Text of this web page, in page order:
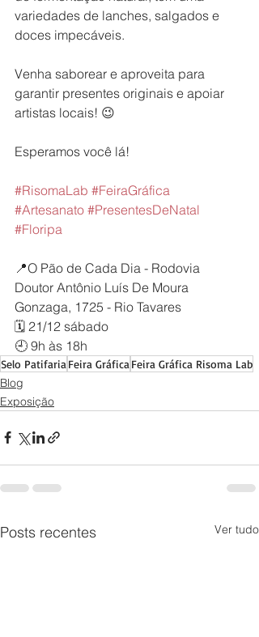
variedades de lanches, salgados e
doces impecáveis.
Venha saborear e aproveita para
garantir presentes originais e apoiar
artistas locais! 😉
Esperamos você lá!
#RisomaLab #FeiraGráfica
#Artesanato #PresentesDeNatal
#Floripa
📍O Pão de Cada Dia - Rodovia
Doutor Antônio Luís De Moura
Gonzaga, 1725 - Rio Tavares
🗓️ 21/12 sábado
🕘 9h às 18h
Selo Patifaria Feira Gráfica Feira Gráfica Risoma Lab
Blog
Exposição
Posts recentes Ver tudo